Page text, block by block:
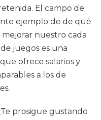
El campo de
ejemplo de de qué
nuestro cada
juegos es una
ofrece salarios y
a los de
prosigue gustando